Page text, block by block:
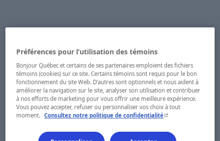
Préférences pour l’utilisation des témoins
Bonjour Québec et certains de ses partenaires emploient des fichiers
témoins (cookies) sur ce site. Certains témoins sont requis pour le bon
fonctionnement du site Web. D’autres sont optionnels et nous aident à
améliorer la navigation sur le site, analyser son utilisation et contribuer
à nos efforts de marketing pour vous offrir une meilleure expérience.
Vous pouvez accepter, refuser ou personnaliser vos choix à tout
moment. Consultez notre politique de confidentialité- Cet hyperlien